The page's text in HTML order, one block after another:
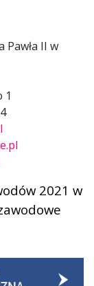
Pawła II w
1
2021 w